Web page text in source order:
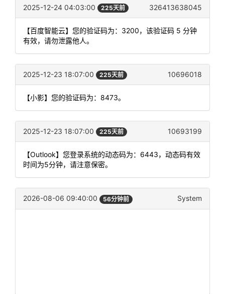
2025-12-24 04:03:00 225天前 326413638045
【百度智能云】您的验证码为：3200，该验证码 5 分钟
有效，请勿泄露他人。
2025-12-23 18:07:00 225天前 10696018
【小影】您的验证码为：8473。
2025-12-23 18:07:00 225天前 10693199
【Outlook】您登录系统的动态码为：6443，动态码有效
时间为5分钟，请注意保密。
2026-08-06 09:40:00 56分钟前 System